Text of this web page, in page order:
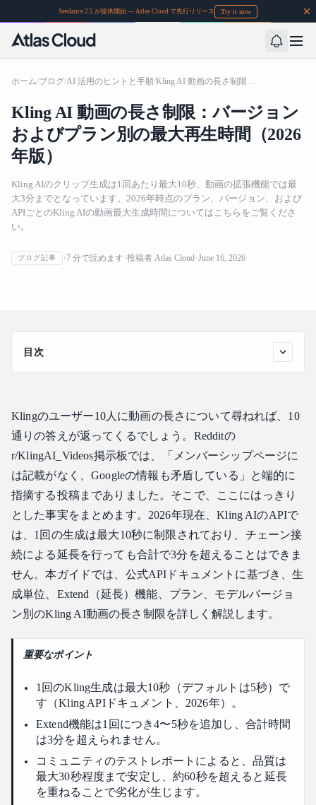
Seedance 2.5 が提供開始 — Atlas Cloud で先行リリース Try it now
ホーム/ブログ/AI 活用のヒントと手順/ Kling AI 動画の長さ制限：バージョンおよびプラン別の最大再生時間（2026年版）
Kling AI 動画の長さ制限：バージョン
およびプラン別の最大再生時間（2026
年版）
Kling AIのクリップ生成は1回あたり最大10秒、動画の拡張機能では最
大3分までとなっています。2026年時点のプラン、バージョン、および
APIごとのKling AIの動画最大生成時間についてはこちらをご覧くださ
い。
ブログ記事 7 分で読めます 投稿者 Atlas Cloud June 16, 2026
Kling AI 動画の長さ制限：バージョンおよびプラン別の
目次
Kling AIの1回あたりの動画生成時間制限とは？
2026年版：Kling AI最大動画長（無料プラン vs 有料プラ
ン）
延長を繰り返すと動画品質は低下するのか？
Kling AIのバージョン別動画長：v1からv3.0まで
APIを通じてより長いKling AI動画生成を行う方法
なぜ秒単位の課金が計算を変えるのか
よくある質問
無料アカウントでのKling AI動画の長さ制限は？
Klingの1回の生成で1分の動画を作ることはできますか？
Extend機能に追加クレジットはかかりますか？
なぜ長いクリップではKlingの動画品質が低下するのです
か？
結論
Klingのユーザー10人に動画の長さについて尋ねれば、10
通りの答えが返ってくるでしょう。Redditの
r/KlingAI_Videos掲示板では、「メンバーシップページに
は記載がなく、Googleの情報も矛盾している」と端的に
指摘する投稿までありました。そこで、ここにはっきり
とした事実をまとめます。2026年現在、Kling AIのAPIで
は、1回の生成は最大10秒に制限されており、チェーン接
続による延長を行っても合計で3分を超えることはできま
せん。本ガイドでは、公式APIドキュメントに基づき、生
成単位、Extend（延長）機能、プラン、モデルバージョ
ン別のKling AI動画の長さ制限を詳しく解説します。
重要なポイント
1回のKling生成は最大10秒（デフォルトは5秒）で
す（Kling APIドキュメント、2026年）。
Extend機能は1回につき4〜5秒を追加し、合計時間
は3分を超えられません。
コミュニティのテストレポートによると、品質は
最大30秒程度まで安定し、約60秒を超えると延長
を重ねることで劣化が生じます。